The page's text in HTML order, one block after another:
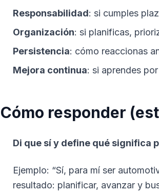
Responsabilidad: si cumples
Organización: si planificas,
Persistencia: cómo reaccionas
Mejora continua: si aprendes
Cómo responder
Di que sí y define qué significa
Ejemplo: “Sí, para mí ser
resultado: planificar, avanzar y